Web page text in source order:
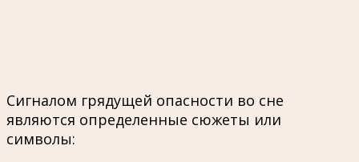
Сигналом грядущей опасности во сне
являются определенные сюжеты или
символы: